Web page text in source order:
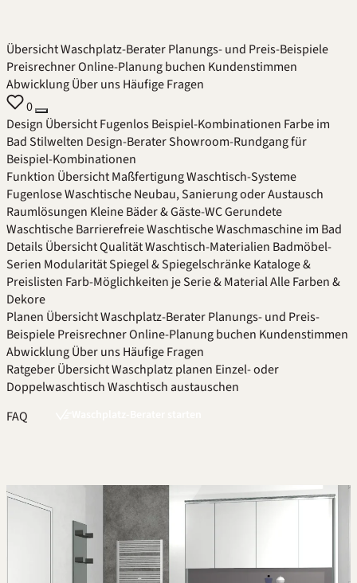
ÜbersichtWaschplatz-BeraterPlanungs- und Preis-Beispiele
PreisrechnerOnline-Planung buchen Kundenstimmen
AbwicklungÜber unsHäufige Fragen
0
Design ÜbersichtFugenlosBeispiel-Kombinationen Farbe im
BadStilwelten Design-BeraterShowroom-Rundgang für
Beispiel-Kombinationen
Funktion ÜbersichtMaßfertigungWaschtisch-Systeme
Fugenlose WaschtischeNeubau, Sanierung oder Austausch
Raumlösungen Kleine Bäder & Gäste-WCGerundete
WaschtischeBarrierefreie WaschtischeWaschmaschine im Bad
DetailsÜbersichtQualitätWaschtisch-Materialien Badmöbel-
Serien ModularitätSpiegel & SpiegelschränkeKataloge &
Preislisten Farb-Möglichkeiten je Serie & MaterialAlle Farben &
Dekore
Planen ÜbersichtWaschplatz-BeraterPlanungs- und Preis-
BeispielePreisrechnerOnline-Planung buchen Kundenstimmen
AbwicklungÜber unsHäufige Fragen
RatgeberÜbersichtWaschplatz planen Einzel- oder
DoppelwaschtischWaschtisch austauschen
FAQ